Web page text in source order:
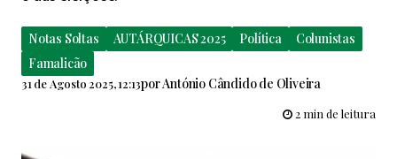
Notas Soltas AUTÁRQUICAS 2025 Política
Colunistas
Famalicão
31 de Agosto 2025, 12:13porAntónio Cândido de Oliveira
2 min de leitura